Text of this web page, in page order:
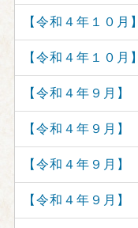
【令和４年１０
【令和４年１０
【令和４年９月
【令和４年９月
【令和４年９月
【令和４年９月